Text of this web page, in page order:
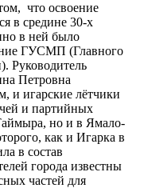
что освоение
в средине 30-х
в ней было
ГУСМП (Главного
Руководитель
Петровна
и игарские лётчики
и партийных
но и в Ямало-
как и Игарка в
в состав
города известны
частей для